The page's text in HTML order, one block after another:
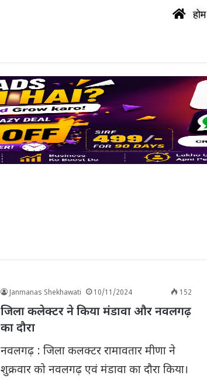
होम
Janmanas Shekhawati 10/11/2024 152
जिला कलेक्टर ने किया मंडावा और नवलगढ़
का दौरा
नवलगढ़ : जिला कलक्टर रामावतार मीणा ने
शुक्रवार को नवलगढ़ एवं मंडावा का दौरा किया।‌